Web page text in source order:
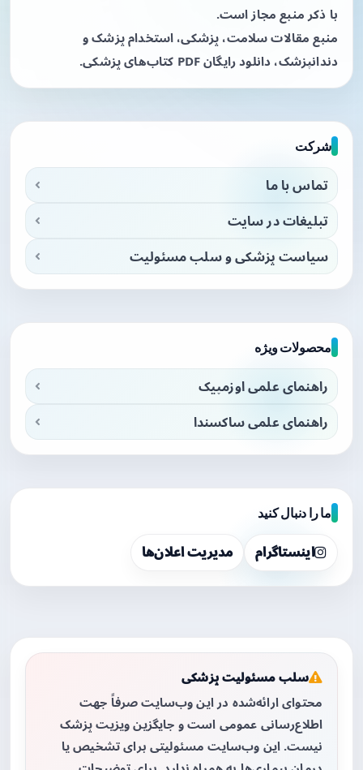
با ذکر منبع مجاز است.
منبع مقالات سلامت، پزشکی، استخدام پزشک و
دندانپزشک، دانلود رایگان PDF کتاب‌های پزشکی.
شرکت
تماس با ما
تبلیغات در سایت
سیاست پزشکی و سلب مسئولیت
محصولات ویژه
راهنمای علمی اوزمپیک
راهنمای علمی ساکسندا
ما را دنبال کنید
اینستاگرام مدیریت اعلان‌ها
سلب مسئولیت پزشکی
محتوای ارائه‌شده در این وب‌سایت صرفاً جهت
اطلاع‌رسانی عمومی است و جایگزین ویزیت پزشک
نیست. این وب‌سایت مسئولیتی برای تشخیص یا